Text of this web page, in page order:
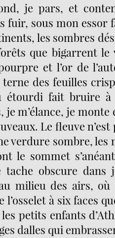
je pars, et
fuir, sous mon essor
les sombres
que bigarrent le
et l’or de
des feuilles
étourdi fait bruire
je m’élance, je monte
Le fleuve
verdure sombre, les
le sommet
tache obscure
milieu des airs,
l’osselet à six faces
petits enfants
dalles qui